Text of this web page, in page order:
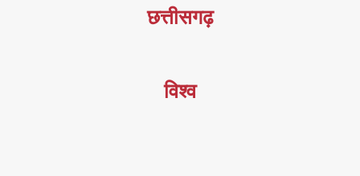
छत्तीसगढ़
विश्व